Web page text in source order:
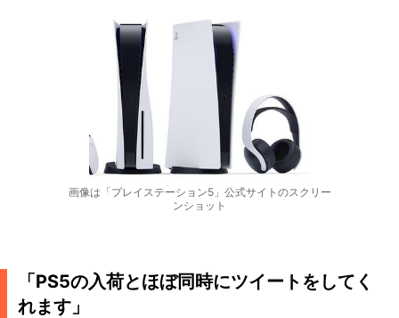
画像は「プレイステーション5」公式サイトのスクリー
ンショット
「PS5の入荷とほぼ同時にツイートをしてく
れます」